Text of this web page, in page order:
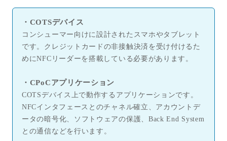
・ COTSデバイス
コンシューマー向けに設計されたスマホやタブレット
です。クレジットカードの非接触決済を受け付けるた
めにNFC リーダーを搭載している必要があります。
・ CPoCアプリケーション
COTSデバイス上で動作するアプリケーションです。
NFCインタフェースとのチャネル確立、アカウントデ
ータの暗号化、ソフトウェアの保護、 Back End System
との通信などを行います。